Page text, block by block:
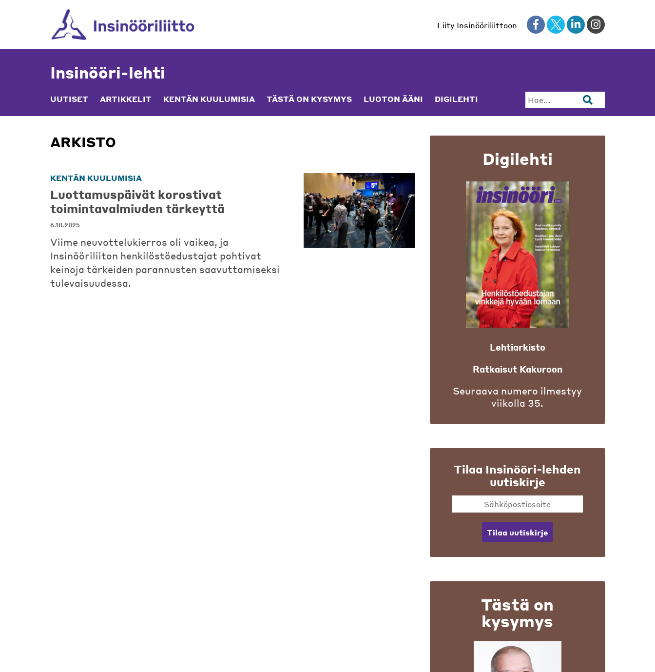
Liity Insinööriliittoon
Insinööri-lehti
UUTISET ARTIKKELIT KENTÄN KUULUMISIA TÄSTÄ ON KYSYMYS LUOTON ÄÄNI DIGILEHTI Hae...
ARKISTO
KENTÄN KUULUMISIA
Luottamuspäivät korostivat
toimintavalmiuden tärkeyttä
6.10.2025
Viime neuvottelukierros oli vaikea, ja
Insinööriliiton henkilöstöedustajat pohtivat
keinoja tärkeiden parannusten saavuttamiseksi
tulevaisuudessa.
Digilehti
Lehtiarkisto
Ratkaisut Kakuroon
Seuraava numero ilmestyy
viikolla 35.
Tilaa Insinööri-lehden
uutiskirje
Tilaa uutiskirje
Tästä on
kysymys